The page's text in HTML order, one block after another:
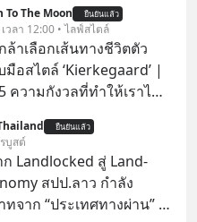
To The Moon ยืนยันแล้ว
วลา 12:00 • ไลฟ์สไตล์
ล้าเลือกเส้นทางชีวิตตัว
มือสไตล์ ‘Kierkegaard’ |
ความกังวลที่ทำให้เราไม่
อแม้แต่เรื่องสำคัญของ
ารที่เรามี ‘อิสรภาพ’ และมี
มาย ซึ่งเมื่อเทียบกับสัตว์
วามแตกต่างได้ชัดว่าเรา
ยืนยันแล้ว
บูสต์
ก Landlocked สู่ Land-
สปป.ลาว กำลัง
จาก “ประเทศทางผ่าน” สู่